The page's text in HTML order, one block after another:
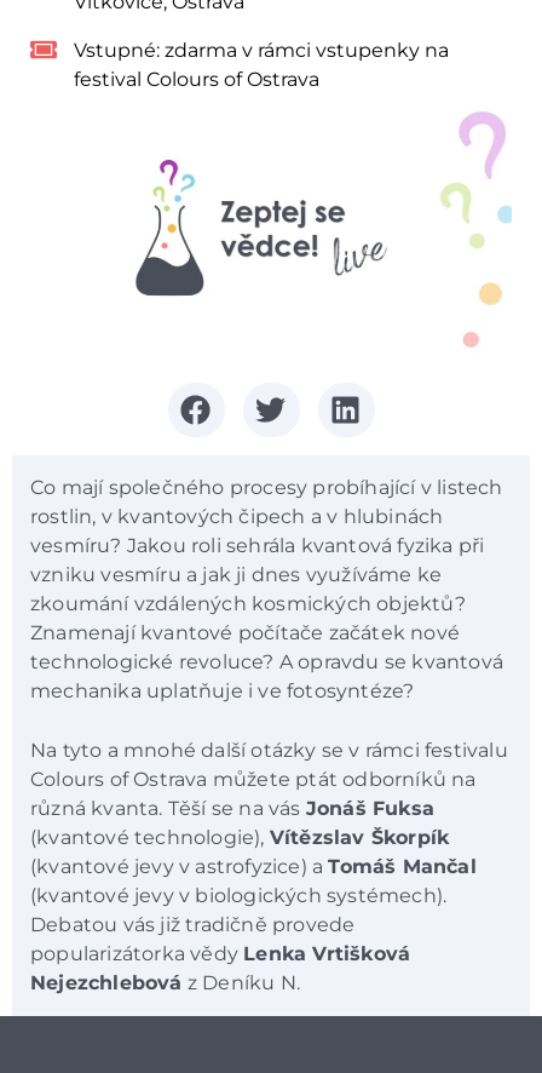
Vstupné: zdarma v rámci vstupenky na
festival Colours of Ostrava
Co mají společného procesy probíhající v listech
rostlin, v kvantových čipech a v hlubinách
vesmíru? Jakou roli sehrála kvantová fyzika při
vzniku vesmíru a jak ji dnes využíváme ke
zkoumání vzdálených kosmických objektů?
Znamenají kvantové počítače začátek nové
technologické revoluce? A opravdu se kvantová
mechanika uplatňuje i ve fotosyntéze?
Na tyto a mnohé další otázky se v rámci festivalu
Colours of Ostrava můžete ptát odborníků na
různá kvanta. Těší se na vás Jonáš Fuksa
(kvantové technologie), Vítězslav Škorpík
(kvantové jevy v astrofyzice) aTomáš Mančal
(kvantové jevy v biologických systémech).
Debatou vás již tradičně provede
popularizátorka vědy Lenka Vrtišková
Nejezchlebová z Deníku N.